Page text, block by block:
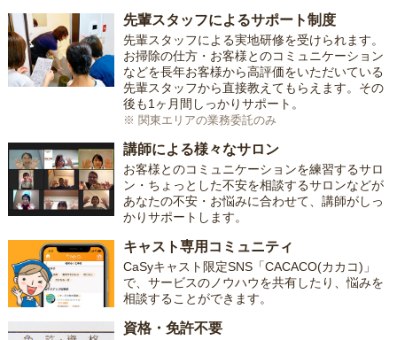
先輩スタッフによるサポート制度
先輩スタッフによる実地研修を受けられます。
お掃除の仕方・お客様とのコミュニケーション
などを長年お客様から高評価をいただいている
先輩スタッフから直接教えてもらえます。その
後も1ヶ月間しっかりサポート。
※ 関東エリアの業務委託のみ
講師による様々なサロン
お客様とのコミュニケーションを練習するサロ
ン・ちょっとした不安を相談するサロンなどが
あなたの不安・お悩みに合わせて、講師がしっ
かりサポートします。
キャスト専用コミュニティ
CaSyキャスト限定SNS「CACACO(カカコ)」
で、サービスのノウハウを共有したり、悩みを
相談することができます。
資格・免許不要